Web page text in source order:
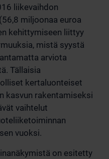
liikevaihdon
miljoonaa euroa
kehittymiseen liittyy
mistä syystä
arviota
Tällaisia
kertaluonteiset
kasvun rakentamiseksi
vaihtelut
vuoksi.
on esitetty